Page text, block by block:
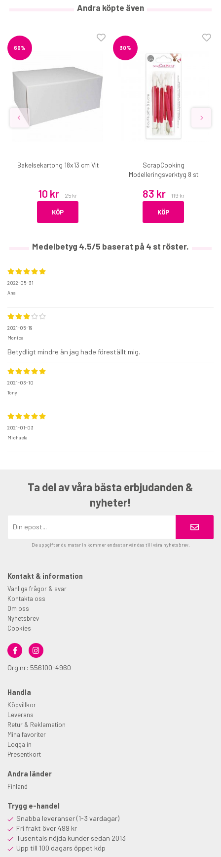
Andra köpte även
60%
Bakelsekartong 18x13 cm Vit
10 kr 25 kr
KÖP
30%
ScrapCooking
Modelleringsverktyg 8 st
83 kr 119 kr
KÖP
Medelbetyg 4.5/5 baserat på 4 st röster.
2022-05-31
Ana
2021-05-19
Monica
Betydligt mindre än jag hade föreställt mig.
2021-03-10
Tony
2021-01-03
Michaela
Ta del av våra bästa erbjudanden &
nyheter!
De uppgifter du matar in kommer endast användas till våra nyhetsbrev.
Kontakt & information
Vanliga frågor & svar
Kontakta oss
Om oss
Nyhetsbrev
Cookies
Org nr: 556100-4960
Handla
Köpvillkor
Leverans
Retur & Reklamation
Mina favoriter
Logga in
Presentkort
Andra länder
Finland
Trygg e-handel
Snabba leveranser (1-3 vardagar)
Fri frakt över 499 kr
Tusentals nöjda kunder sedan 2013
Upp till 100 dagars öppet köp